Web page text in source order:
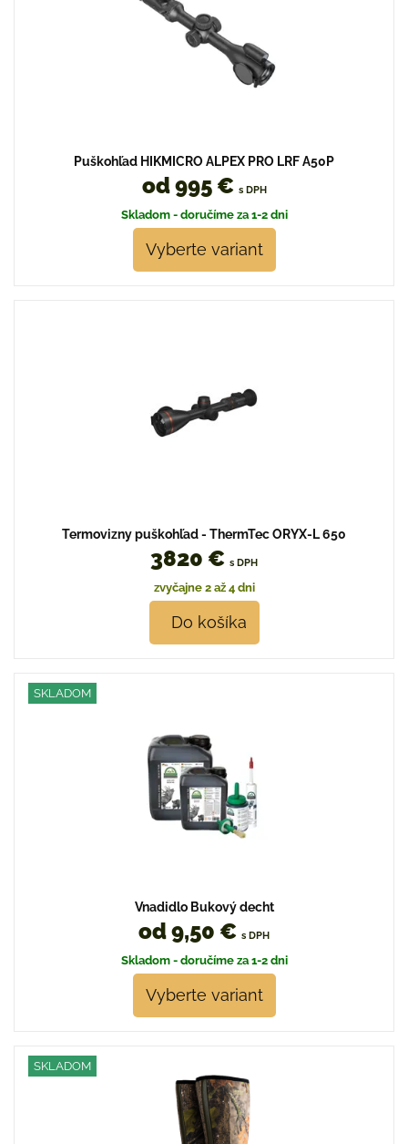
Puškohľad HIKMICRO ALPEX PRO LRF A50P
od 995 € s DPH
Skladom - doručíme za 1-2 dni
Vyberte variant
Termovizny puškohľad - ThermTec ORYX-L 650
3820 € s DPH
zvyčajne 2 až 4 dni
Do košíka
SKLADOM
Vnadidlo Bukový decht
od 9,50 € s DPH
Skladom - doručíme za 1-2 dni
Vyberte variant
SKLADOM